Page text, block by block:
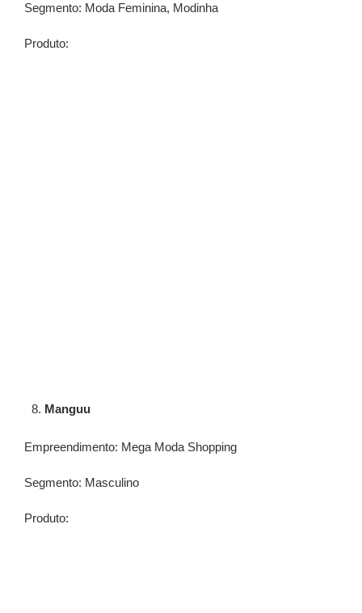
Segmento: Moda Feminina, Modinha
Produto:
Manguu
Empreendimento: Mega Moda Shopping
Segmento: Masculino
Produto: